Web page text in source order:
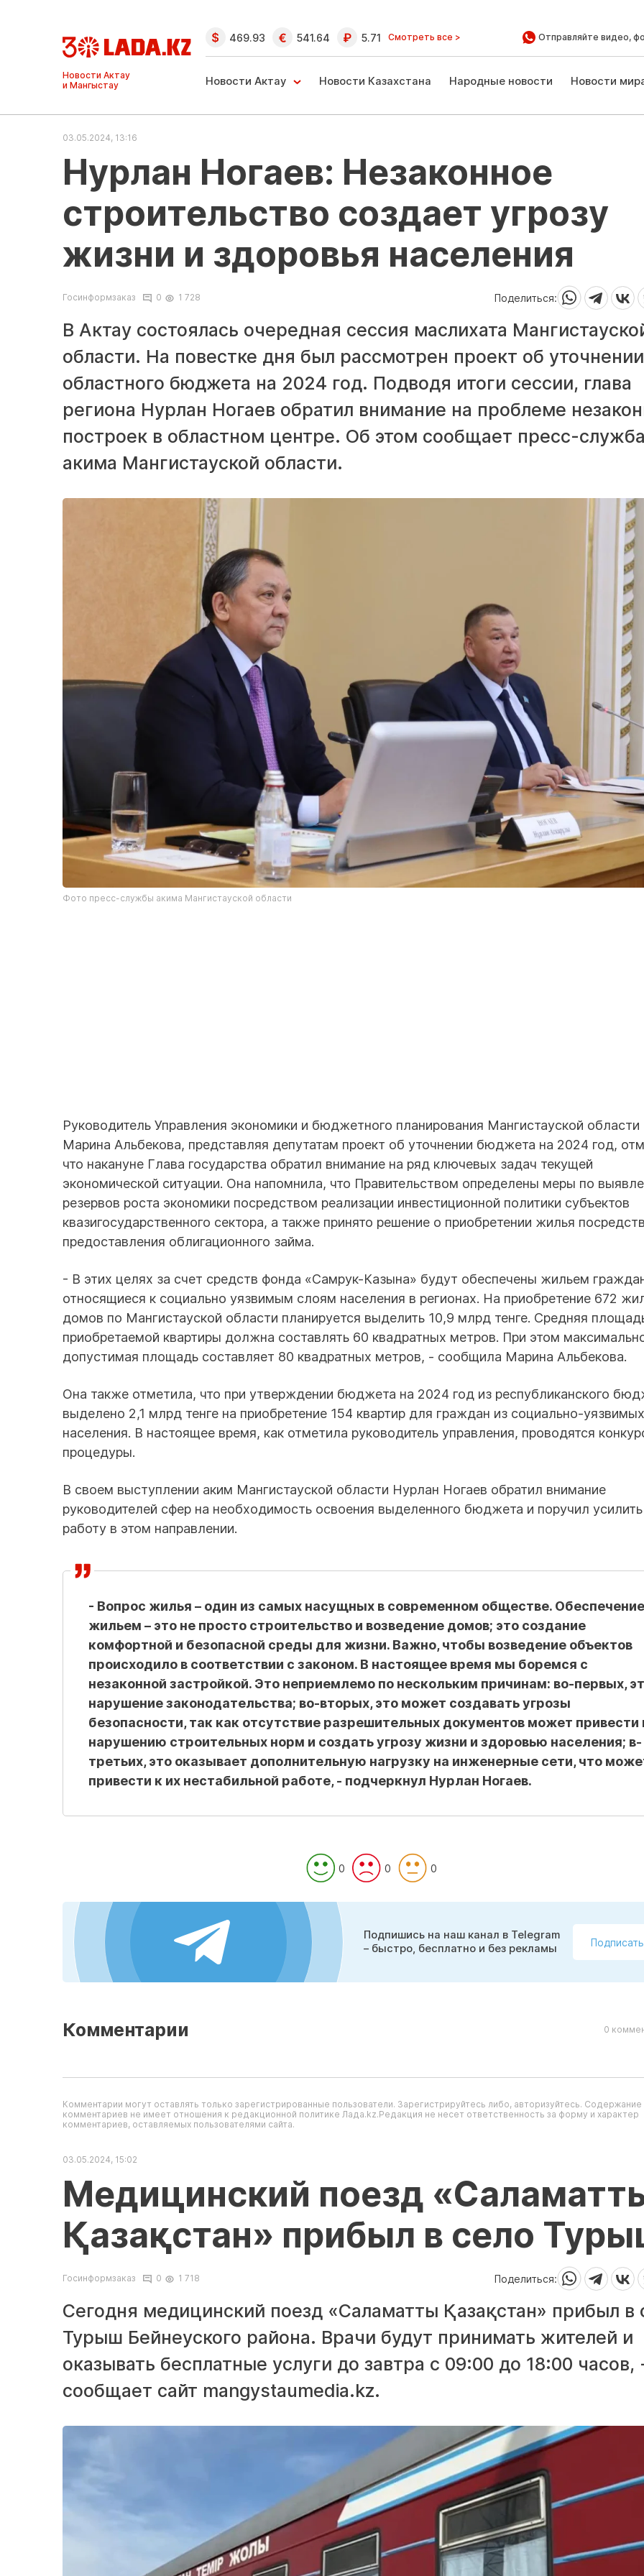
Ақтау және
Манғыстау
жаңалықтары
469.93 541.64 5.71 Смотреть все > Отправляйте видео,
Новости Актау Новости Казахстана Народные новости Новости
03.05.2024, 13:16
Нурлан Ногаев: Незаконное
строительство создает угрозу
жизни и здоровья населения
Госинформзаказ 0 1 728 Поделиться:
В Актау состоялась очередная сессия маслихата
области. На повестке дня был рассмотрен проект об уточнении
областного бюджета на 2024 год. Подводя итоги сессии, глава
региона Нурлан Ногаев обратил внимание на проблеме
построек в областном центре. Об этом сообщает пресс-служба
акима Мангистауской области.
Фото пресс-службы акима Мангистауской области
Руководитель Управления экономики и бюджетного планирования Мангистауской области
Марина Альбекова, представляя депутатам проект об уточнении бюджета на 2024 год,
что накануне Глава государства обратил внимание на ряд ключевых задач текущей
экономической ситуации. Она напомнила, что Правительством определены меры по
резервов роста экономики посредством реализации инвестиционной политики субъектов
квазигосударственного сектора, а также принято решение о приобретении жилья
предоставления облигационного займа.
- В этих целях за счет средств фонда «Самрук-Казына» будут обеспечены жильем
относящиеся к социально уязвимым слоям населения в регионах. На приобретение 672
домов по Мангистауской области планируется выделить 10,9 млрд тенге. Средняя
приобретаемой квартиры должна составлять 60 квадратных метров. При этом
допустимая площадь составляет 80 квадратных метров, - сообщила Марина Альбекова.
Она также отметила, что при утверждении бюджета на 2024 год из республиканского
выделено 2,1 млрд тенге на приобретение 154 квартир для граждан из социально-
населения. В настоящее время, как отметила руководитель управления, проводятся
процедуры.
В своем выступлении аким Мангистауской области Нурлан Ногаев обратил внимание
руководителей сфер на необходимость освоения выделенного бюджета и поручил усилить
работу в этом направлении.
- Вопрос жилья – один из самых насущных в современном обществе. Обеспечение
жильем – это не просто строительство и возведение домов; это создание
комфортной и безопасной среды для жизни. Важно, чтобы возведение объектов
происходило в соответствии с законом. В настоящее время мы боремся с
незаконной застройкой. Это неприемлемо по нескольким причинам: во-первых,
нарушение законодательства; во-вторых, это может создавать угрозы
безопасности, так как отсутствие разрешительных документов может привести
нарушению строительных норм и создать угрозу жизни и здоровью населения; в-
третьих, это оказывает дополнительную нагрузку на инженерные сети, что
привести к их нестабильной работе, - подчеркнул Нурлан Ногаев.
0 0 0
Подпишись на наш канал в Telegram
– быстро, бесплатно и без рекламы
Комментарии 0
Комментарии могут оставлять только зарегистрированные пользователи. Зарегистрируйтесь либо, авторизуйтесь. Содержание
комментариев не имеет отношения к редакционной политике Лада.kz.Редакция не несет ответственность за форму и характер
комментариев, оставляемых пользователями сайта.
03.05.2024, 15:02
Медицинский поезд
Қазақстан» прибыл в село
Госинформзаказ 0 1 718 Поделиться:
Сегодня медицинский поезд «Саламатты Қазақстан» прибыл в
Турыш Бейнеуского района. Врачи будут принимать жителей и
оказывать бесплатные услуги до завтра с 09:00 до 18:00 часов,
сообщает сайт mangystaumedia.kz.